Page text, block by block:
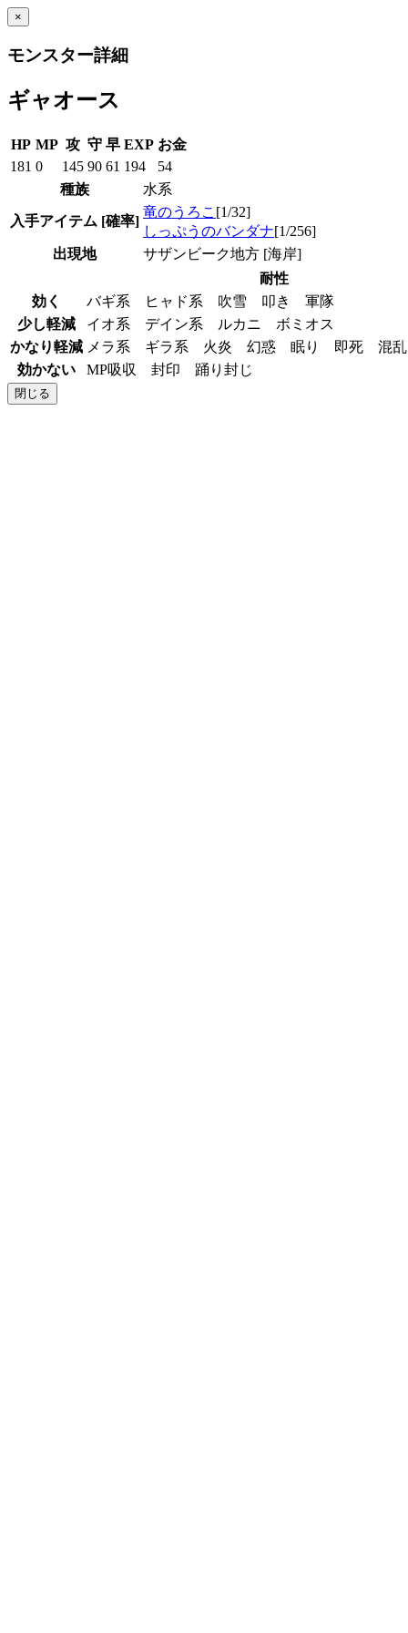
×
モンスター詳細
ギャオース
HP MP 攻 守 早 EXP お金
181 0 145 90 61 194
54
種族
水系
入手アイテム [確率]
竜のうろこ [1/32]
しっぷうのバンダナ[1/256]
出現地
サザンビーク地方 [海岸]
耐性
効く
バギ系 ヒャド系 吹雪 叩き 軍隊
少し軽減
イオ系 デイン系 ルカニ ボミオス
かなり軽減 メラ系 ギラ系 火炎 幻惑 眠り 即死
効かない
MP吸収 封印 踊り封じ
閉じる